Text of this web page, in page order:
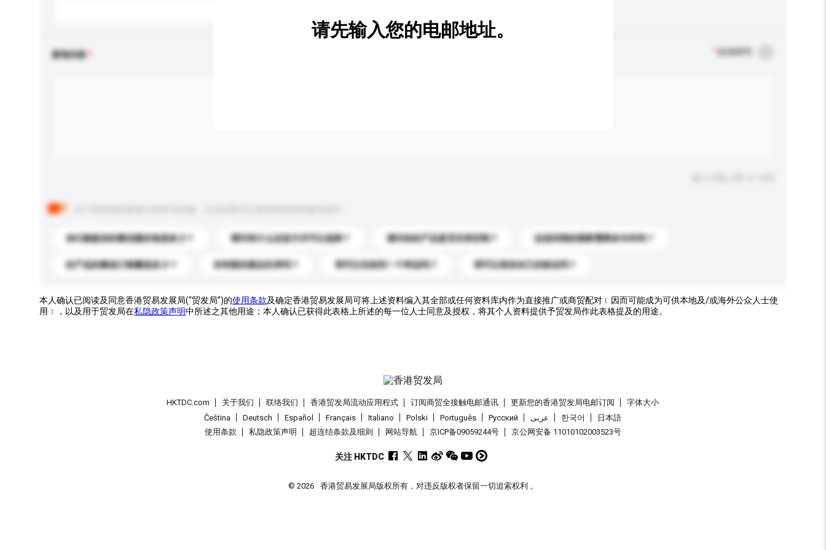
查询内容 必须填写
你们能提供的最优惠价格是多少？ 请问有什么运送方式可以选择？ 请问你的产品是否支持定制？ 运送到我的国家需要多长时间？
此产品的最低订购量是多少？ 你有新的產品目录吗？ 我可以先收到一个样品吗？ 我可以添加自己的标志吗？
请先输入您的电邮地址。
本人确认已阅读及同意香港贸易发展局(“贸发局”)的使用条款及确定香港贸易发展局可将上述资料编入其全部或任何资料库内作为直接推广或商贸配对﹝因而可能成为可供本地及/或海外公众人士使
用﹞，以及用于贸发局在私隐政策声明中所述之其他用途；本人确认已获得此表格上所述的每一位人士同意及授权，将其个人资料提供予贸发局作此表格提及的用途。
HKTDC.com 关于我们 联络我们 香港贸发局流动应用程式 订阅商贸全接触电邮通讯 更新您的香港贸发局电邮订阅
字体大小
Čeština
Deutsch Español Français Italiano Polski Português Pусский عربى 한국어
日本語
使用条款
私隐政策声明 超连结条款及细则 网站导航 京ICP备09059244号 京公网安备 11010102003523号
关注 HKTDC
© 2026 香港贸易发展局版权所有，对违反版权者保留一切追索权利 。